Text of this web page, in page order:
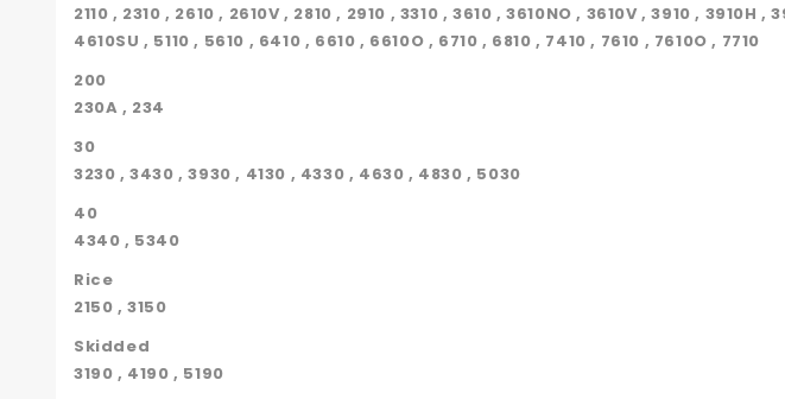
2110 , 2310 , 2610 , 2610V , 2810 , 2910 , 3310 , 3610 , 3610NO , 3610V , 3910 , 3910H
4610SU , 5110 , 5610 , 6410 , 6610 , 6610O , 6710 , 6810 , 7410 , 7610 , 7610O , 7710
200
230A , 234
30
3230 , 3430 , 3930 , 4130 , 4330 , 4630 , 4830 , 5030
40
4340 , 5340
Rice
2150 , 3150
Skidded
3190 , 4190 , 5190